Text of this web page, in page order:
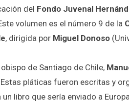
del Fondo Juvenal
volumen es el número 9 de la
, dirigida por Miguel Donoso
de Santiago de Chile,
pláticas fueron escritas y
libro que sería enviado a